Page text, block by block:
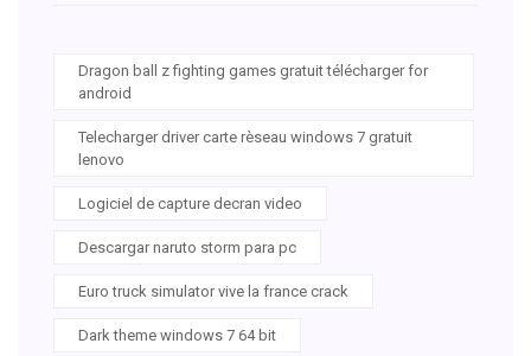
Dragon ball z fighting games gratuit télécharger for
android
Telecharger driver carte rèseau windows 7 gratuit
lenovo
Logiciel de capture decran video
Descargar naruto storm para pc
Euro truck simulator vive la france crack
Dark theme windows 7 64 bit